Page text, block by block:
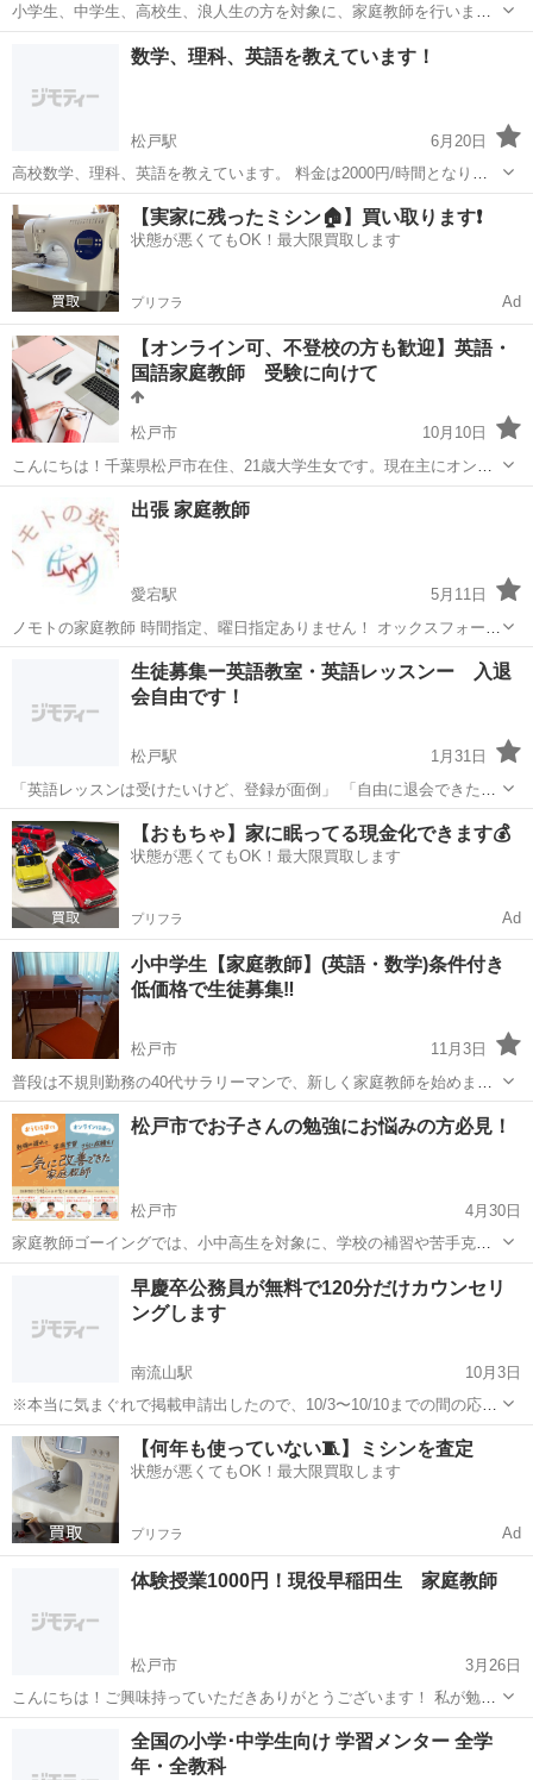
小学生、中学生、高校生、浪人生の方を対象に、家庭教師を行いま
す。 私は現在東京大学に通う2年生です。（4月から3年生になりま
す） 自身の受験経験は、中学受験と大学受験です。 家庭教師としての
松戸市 家庭教師 国語
数学、理科、英語を教えています！
松戸駅
6月20日
高校数学、理科、英語を教えています。 料金は2000円/時間となりま
す。
松戸市 松戸駅 家庭教師 理科
【実家に残ったミシン🏠】買い取ります❗️
状態が悪くてもOK！最大限買取します
プリフラ Ad
【オンライン可、不登校の方も歓迎】英語・
国語家庭教師 受験に向けて
松戸市
10月10日
こんにちは！千葉県松戸市在住、21歳大学生女です。現在主にオンラ
インでの家庭教師の生徒さんを募集しています😊 ・英語教職課程履修
中 ・TOIEC 850🔤 ・不登校経験有り ・英語を使ったインターン中
・塾講師...
家庭教師 オンライン
出張 家庭教師
愛宕駅
5月11日
ノモトの家庭教師 時間指定、曜日指定ありません！ オックスフォード
大学への留学経験等を生かし皆様の要望似合ったようにストイックに
動けます。 例えばこんな方…… ▫小学生 全般 ▫中学生 全般 ▫高校生...
愛宕駅 家庭教師
生徒募集ー英語教室・英語レッスンー 入退
会自由です！
松戸駅
1月31日
「英語レッスンは受けたいけど、登録が面倒」 「自由に退会できたら
いいんだけどな...」 家庭教師や英語教室に通うとき、このようなハー
ドルがあり入会に躊躇する方もいらっしゃると思います。 そんな方に
入会金、解約金不要...
千葉 松戸市 松戸駅 家庭教師 英語教室
【おもちゃ】家に眠ってる現金化できます💰
状態が悪くてもOK！最大限買取します
プリフラ Ad
小中学生【家庭教師】(英語・数学)条件付き
低価格で生徒募集‼︎
松戸市
11月3日
普段は不規則勤務の40代サラリーマンで、新しく家庭教師を始めま
す。 次の3つの条件付きでよろしければ、低価格でのレッスンをさせ
ていただきます！ ① 原則決まった曜日・時間でレッスンをしますが、
毎週同じ曜日等にできない場...
千葉 松戸市 家庭教師 数学
松戸市でお子さんの勉強にお悩みの方必見！
松戸市
4月30日
家庭教師ゴーイングでは、小中高生を対象に、学校の補習や苦手克
服、受験対策はもちろん、不登校や発達障害を持つお子さんへの対応
にも力を入れています。 私たちは、「わからない」ことを教える一般
的な家庭教師とは違います。 ゴーイ...
松戸市 家庭教師 発達障害
早慶卒公務員が無料で120分だけカウンセリ
ングします
南流山駅
10月3日
※本当に気まぐれで掲載申請出したので、10/3〜10/10までの間の応募
のみとさせていただきます。また必ず全てお読みください。 私は28歳
千葉県松戸市の公務員です。 学生時代は家庭教師、予備校講座をやっ
ていました...
千葉 松戸市 南流山駅 家庭教師 早慶
【何年も使っていない🧵】ミシンを査定
状態が悪くてもOK！最大限買取します
プリフラ Ad
体験授業1000円！現役早稲田生 家庭教師
松戸市
3月26日
こんにちは！ご興味持っていただきありがとうございます！ 私が勉強
を教える上で大切にしていることは、その子に寄り添った形で進めて
いくということです。何事もスタートが肝心と思っているので、少し
でも勉強が楽しいと思ってもらえるよう...
家庭教師 古文
全国の小学･中学生向け 学習メンター 全学
年・全教科